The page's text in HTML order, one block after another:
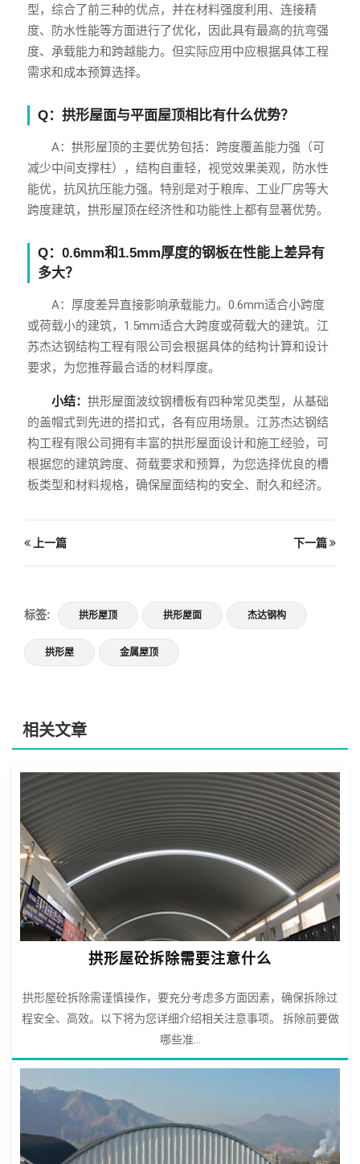
型，综合了前三种的优点，并在材料强度利用、连接精
度、防水性能等方面进行了优化，因此具有最高的抗弯强
度、承载能力和跨越能力。但实际应用中应根据具体工程
需求和成本预算选择。
Q：拱形屋面与平面屋顶相比有什么优势？
A：拱形屋顶的主要优势包括：跨度覆盖能力强（可
减少中间支撑柱），结构自重轻，视觉效果美观，防水性
能优，抗风抗压能力强。特别是对于粮库、工业厂房等大
跨度建筑，拱形屋顶在经济性和功能性上都有显著优势。
Q：0.6mm和1.5mm厚度的钢板在性能上差异有
多大？
A：厚度差异直接影响承载能力。0.6mm适合小跨度
或荷载小的建筑，1.5mm适合大跨度或荷载大的建筑。江
苏杰达钢结构工程有限公司会根据具体的结构计算和设计
要求，为您推荐最合适的材料厚度。
小结： 拱形屋面波纹钢槽板有四种常见类型，从基础
的盖帽式到先进的搭扣式，各有应用场景。江苏杰达钢结
构工程有限公司拥有丰富的拱形屋面设计和施工经验，可
根据您的建筑跨度、荷载要求和预算，为您选择优良的槽
板类型和材料规格，确保屋面结构的安全、耐久和经济。
上一篇 下一篇
标签: 拱形屋顶 拱形屋面 杰达钢构
拱形屋 金属屋顶
相关文章
拱形屋砼拆除需要注意什么
拱形屋砼拆除需谨慎操作，要充分考虑多方面因素，确保拆除过
程安全、高效。以下将为您详细介绍相关注意事项。 拆除前要做
哪些准...